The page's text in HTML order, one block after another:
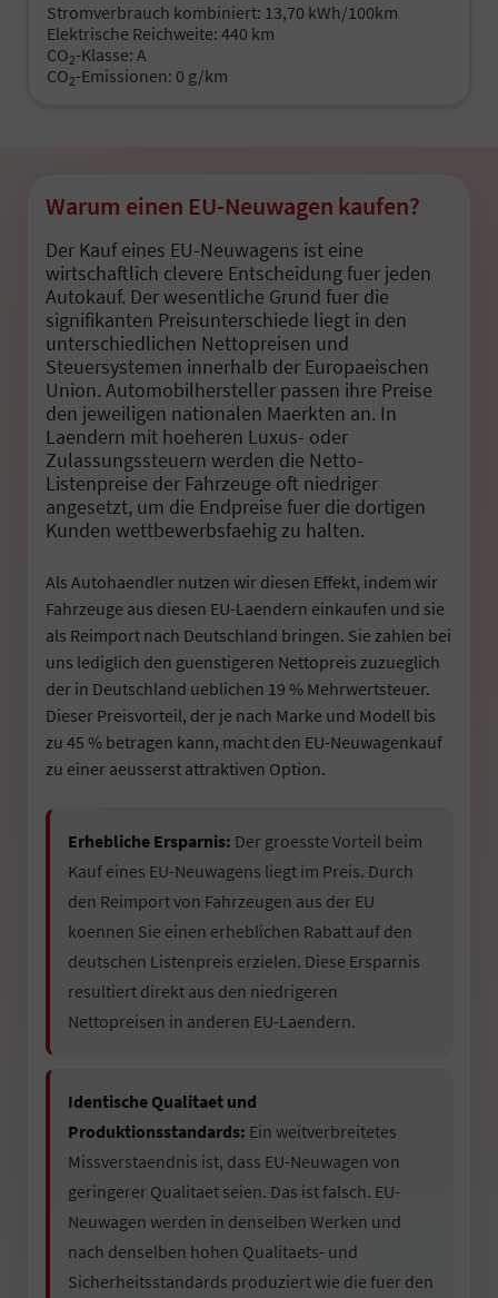
Stromverbrauch kombiniert: 13,70 kWh/100km
Elektrische Reichweite: 440 km
CO2-Klasse: A
CO2-Emissionen: 0 g/km
Warum einen EU-Neuwagen kaufen?
Der Kauf eines EU-Neuwagens ist eine
wirtschaftlich clevere Entscheidung fuer jeden
Autokauf. Der wesentliche Grund fuer die
signifikanten Preisunterschiede liegt in den
unterschiedlichen Nettopreisen und
Steuersystemen innerhalb der Europaeischen
Union. Automobilhersteller passen ihre Preise
den jeweiligen nationalen Maerkten an. In
Laendern mit hoeheren Luxus- oder
Zulassungssteuern werden die Netto-
Listenpreise der Fahrzeuge oft niedriger
angesetzt, um die Endpreise fuer die dortigen
Kunden wettbewerbsfaehig zu halten.
Als Autohaendler nutzen wir diesen Effekt, indem wir
Fahrzeuge aus diesen EU-Laendern einkaufen und sie
als Reimport nach Deutschland bringen. Sie zahlen bei
uns lediglich den guenstigeren Nettopreis zuzueglich
der in Deutschland ueblichen 19 % Mehrwertsteuer.
Dieser Preisvorteil, der je nach Marke und Modell bis
zu 45 % betragen kann, macht den EU-Neuwagenkauf
zu einer aeusserst attraktiven Option.
Erhebliche Ersparnis: Der groesste Vorteil beim
Kauf eines EU-Neuwagens liegt im Preis. Durch
den Reimport von Fahrzeugen aus der EU
koennen Sie einen erheblichen Rabatt auf den
deutschen Listenpreis erzielen. Diese Ersparnis
resultiert direkt aus den niedrigeren
Nettopreisen in anderen EU-Laendern.
Identische Qualitaet und
Produktionsstandards: Ein weitverbreitetes
Missverstaendnis ist, dass EU-Neuwagen von
geringerer Qualitaet seien. Das ist falsch. EU-
Neuwagen werden in denselben Werken und
nach denselben hohen Qualitaets- und
Sicherheitsstandards produziert wie die fuer den